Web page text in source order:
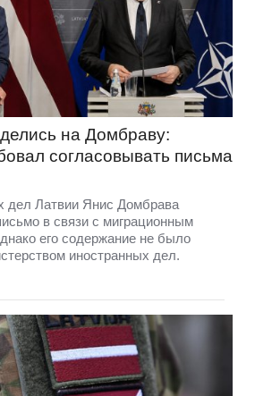
на Домбраву:
согласовывать письма
дел Латвии Янис Домбрава
в связи с миграционным
его содержание не было
иностранных дел.